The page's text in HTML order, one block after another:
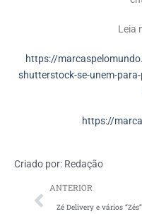
Leia
https://
shutterstock-se-unem-
https://
Criado por: Redação
ANTERIOR